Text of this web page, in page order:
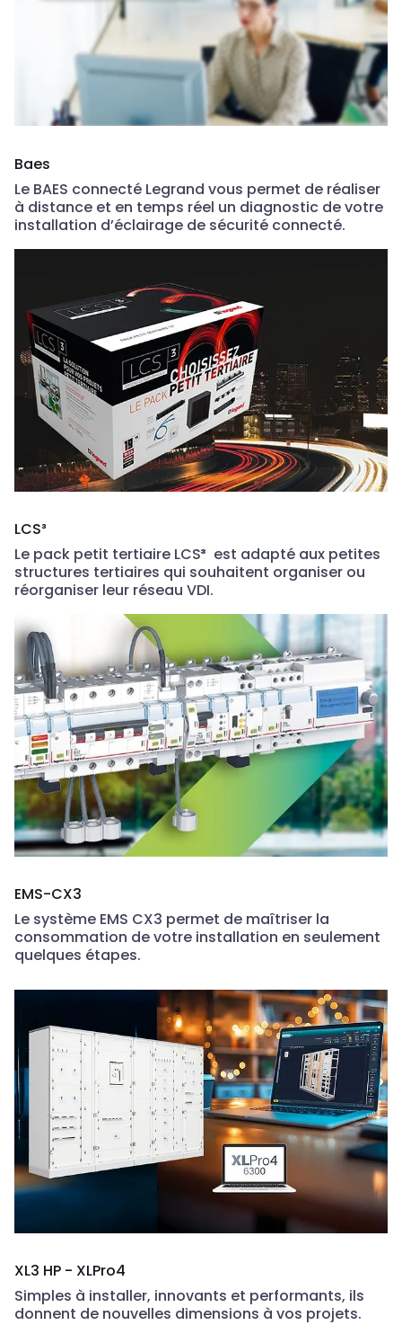
Baes
Le BAES connecté Legrand vous permet de réaliser
à distance et en temps réel un diagnostic de votre
installation d’éclairage de sécurité connecté.
LCS³
Le pack petit tertiaire LCS³ est adapté aux petites
structures tertiaires qui souhaitent organiser ou
réorganiser leur réseau VDI.
EMS-CX3
Le système EMS CX3 permet de maîtriser la
consommation de votre installation en seulement
quelques étapes.
XL3 HP - XLPro4
Simples à installer, innovants et performants, ils
donnent de nouvelles dimensions à vos projets.